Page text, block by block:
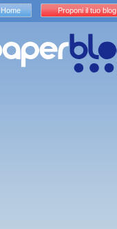
Home Proponi il tuo blog